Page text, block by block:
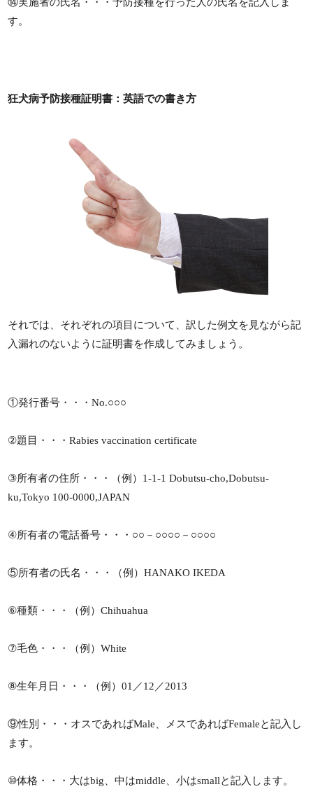
す。
狂犬病予防接種証明書：英語での書き方
それでは、それぞれの項目について、訳した例文を見ながら記
入漏れのないように証明書を作成してみましょう。
①発行番号・・・No.○○○
②題目・・・Rabies vaccination certificate
③所有者の住所・・・（例）1-1-1 Dobutsu-cho,Dobutsu-
ku,Tokyo 100-0000,JAPAN
④所有者の電話番号・・・○○－○○○○－○○○○
⑤所有者の氏名・・・（例）HANAKO IKEDA
⑥種類・・・（例）Chihuahua
⑦毛色・・・（例）White
⑧生年月日・・・（例）01／12／2013
⑨性別・・・オスであればMale、メスであればFemaleと記入し
ます。
⑩体格・・・大はbig、中はmiddle、小はsmallと記入します。